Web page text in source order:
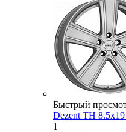
Быстрый
Dezent TH
1